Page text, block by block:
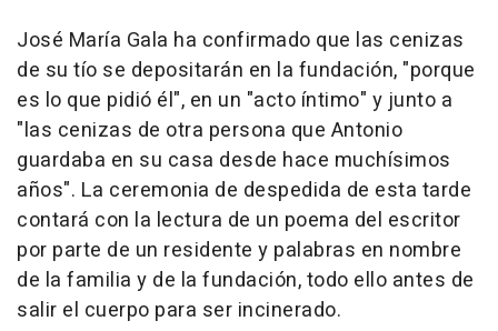
José María Gala ha confirmado que las cenizas
de su tío se depositarán en la fundación, "porque
es lo que pidió él", en un "acto íntimo" y junto a
"las cenizas de otra persona que Antonio
guardaba en su casa desde hace muchísimos
años". La ceremonia de despedida de esta tarde
contará con la lectura de un poema del escritor
por parte de un residente y palabras en nombre
de la familia y de la fundación, todo ello antes de
salir el cuerpo para ser incinerado.